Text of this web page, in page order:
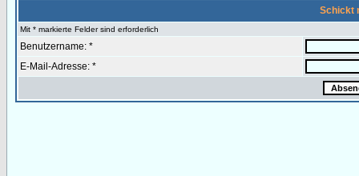
Schickt
Mit * markierte Felder sind erforderlich
Benutzername: *
E-Mail-Adresse: *